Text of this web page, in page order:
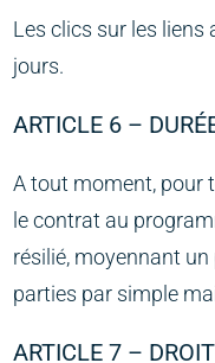
Les clics sur les
jours.
ARTICLE 6 –
A tout moment, pour
le contrat au
résilié, moyennant un
parties par simple
ARTICLE 7 –